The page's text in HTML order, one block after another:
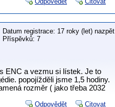
Datum registrace: 17 roky (let) nazpět
Příspěvků: 7
ENC a vezmu si lístek. Je to
popojížděli jsme 1,5 hodiny.
rozměr ( jako třeba 2032
Odpovědět Citovat